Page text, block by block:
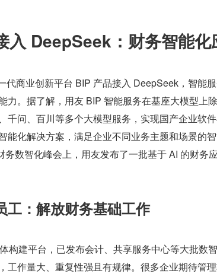
入 DeepSeek：财务智能化
代商业创新平台 BIP 产品接入 DeepSeek，智能
力。据了解，用友 BIP 智能服务在基座大模型上
千问、百川等多个大模型服务，实现国产企业软
能化解决方案，满足企业不同业务主题和场景的智
务数智化峰会上，用友发布了一批基于 AI 的财务
工：解放财务基础工作
构建平台，已发布会计、共享服务中心等大批数
工作量大、重复性强且有规律。很多企业期待管